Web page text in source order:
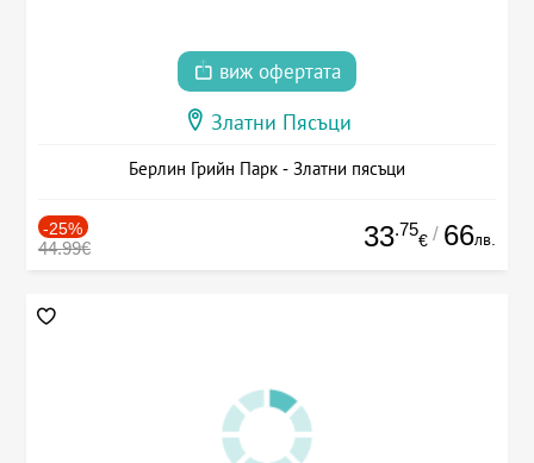
виж офертата
Златни Пясъци
Берлин Грийн Парк - Златни пясъци
-25%
44.99€ 33.75
€ / 66лв.